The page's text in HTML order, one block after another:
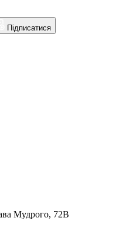
Підписатися
Мудрого, 72В